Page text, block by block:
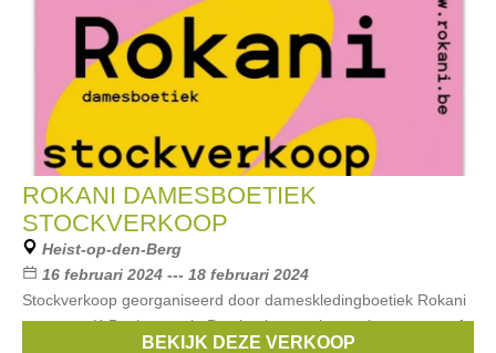
ROKANI DAMESBOETIEK
STOCKVERKOOP
Heist-op-den-Berg
16 februari 2024 --- 18 februari 2024
Stockverkoop georganiseerd door dameskledingboetiek Rokani
met extra K-Design stock. Betalen kan cash, met bancontact of
BEKIJK DEZE VERKOOP